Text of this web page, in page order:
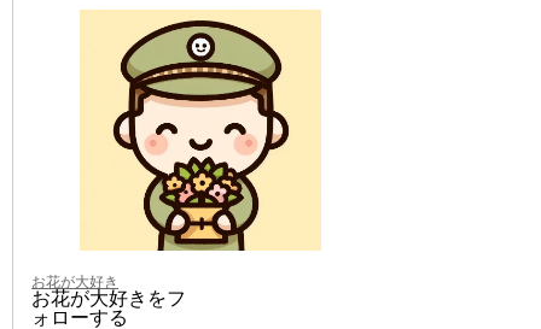
お花が大好き
お花が大好きをフ
ォローする